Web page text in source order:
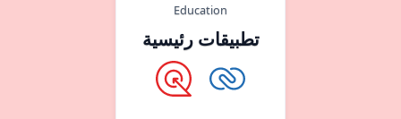
Education
تطبيقات رئيسية